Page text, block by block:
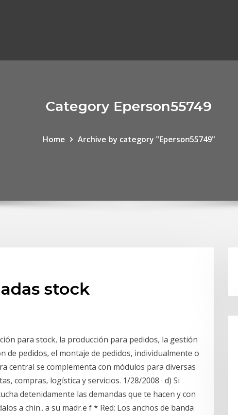
Category Eperson55749
Home Archive by category "Eperson55749"
stock
para stock, la producción para pedidos, la gestión
de pedidos, el montaje de pedidos, individualmente o
central se complementa con módulos para diversas
compras, logística y servicios. 1/28/2008 · d) Si
detenidamente las demandas que te hacen y con
a chin.. a su madr.e f * Red: Los anchos de banda